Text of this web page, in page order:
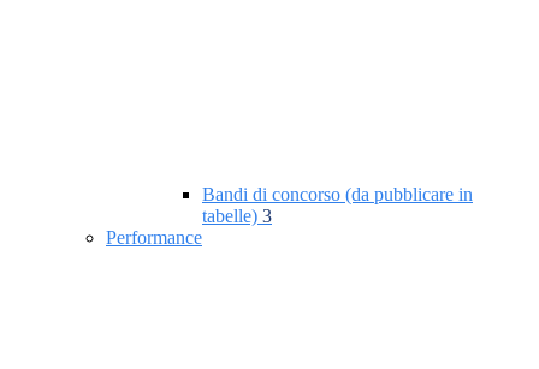
Bandi di concorso (da pubblicare in
tabelle) 3
Performance